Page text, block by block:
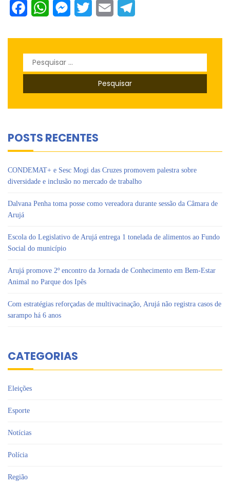
FacebookWhatsAppMessenger
Twitter Email
Pesquisar
POSTS RECENTES
CONDEMAT+ e Sesc Mogi das Cruzes promovem palestra sobre
diversidade e inclusão no mercado de trabalho
Dalvana Penha toma posse como vereadora durante sessão da Câmara de
Arujá
Escola do Legislativo de Arujá entrega 1 tonelada de alimentos ao Fundo
Social do município
Arujá promove 2º encontro da Jornada de Conhecimento em Bem-Estar
Animal no Parque dos Ipês
Com estratégias reforçadas de multivacinação, Arujá não registra casos de
sarampo há 6 anos
CATEGORIAS
Eleições
Esporte
Notícias
Polícia
Região